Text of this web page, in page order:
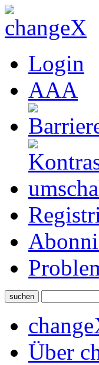
Login
AAA
suchen
Über